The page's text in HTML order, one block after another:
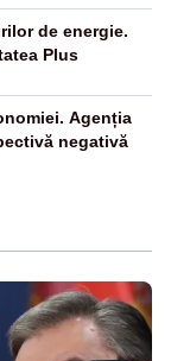
de energie.
Plus
Agenția
negativă